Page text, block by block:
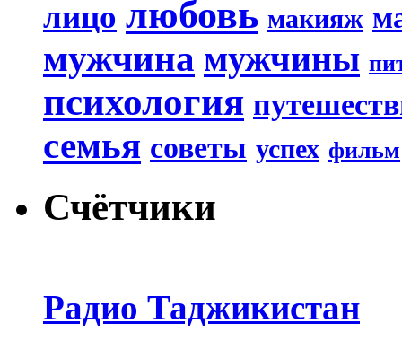
лицо любовь макияж
мужчина мужчины
психология
семья советы успех фильм
Счётчики
Радио Таджикистан